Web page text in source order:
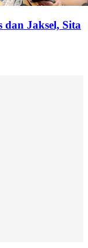
Jaksel, Sita